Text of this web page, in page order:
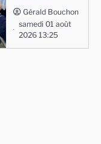
Gérald Bouchon
samedi 01 août
2026 13:25